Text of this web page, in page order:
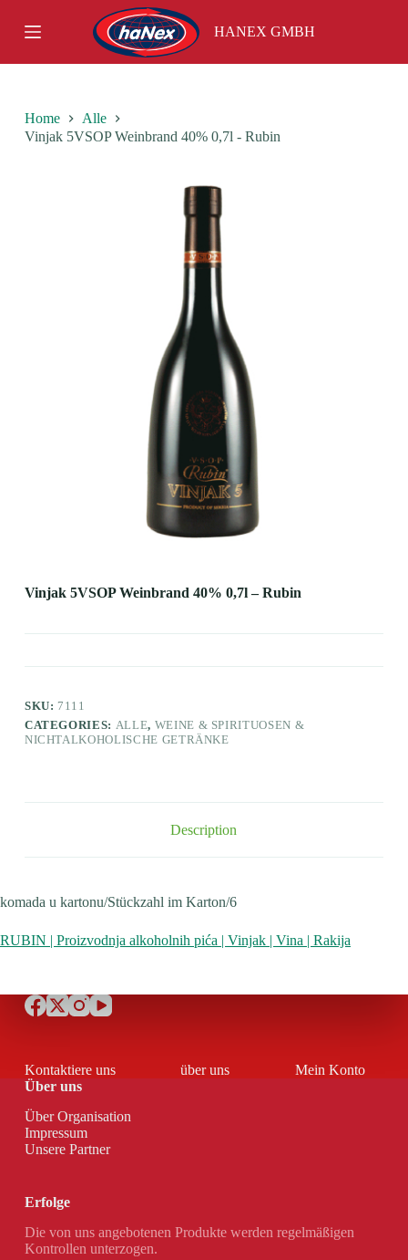
k
p
o
HANEX GMBH
Home
Alle
Vinjak 5VSOP Weinbrand 40% 0,7l - Rubin
Vinjak 5VSOP Weinbrand 40% 0,7l – Rubin
SKU: 7111
CATEGORIES: ALLE, WEINE & SPIRITUOSEN &
NICHTALKOHOLISCHE GETRÄNKE
Description
komada u kartonu/Stückzahl im Karton/6
RUBIN | Proizvodnja alkoholnih pića | Vinjak | Vina | Rakija
Kontaktiere uns über uns
Mein Konto
Über uns
Über Organisation
Impressum
Unsere Partner
Erfolge
Die von uns angebotenen Produkte werden regelmäßigen
Kontrollen unterzogen.